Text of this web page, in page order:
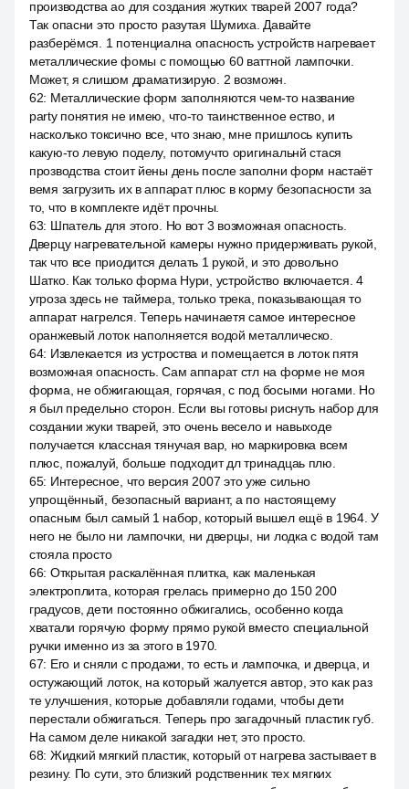
производства ао для создания жутких тварей 2007 года?
Так опасни это просто разутая Шумиха. Давайте
разберёмся. 1 потенциална опасность устройств нагревает
металлические фомы с помощью 60 ваттной лампочки.
Может, я слишом драматизирую. 2 возможн.
62: Металлические форм заполняются чем-то название
party понятия не имею, что-то таинственное ество, и
насколько токсично все, что знаю, мне пришлось купить
какую-то левую поделу, потомучто оригинальнй стася
прозводства стоит йены день после заполни форм настаёт
вемя загрузить их в аппарат плюс в корму безопасности за
то, что в комплекте идёт прочны.
63: Шпатель для этого. Но вот 3 возможная опасность.
Дверцу нагревательной камеры нужно придерживать рукой,
так что все приодится делать 1 рукой, и это довольно
Шатко. Как только форма Нури, устройство включается. 4
угроза здесь не таймера, только трека, показывающая то
аппарат нагрелся. Теперь начинаетя самое интересное
оранжевый лоток наполняется водой металлическо.
64: Извлекается из устроства и помещается в лоток пятя
возможная опасность. Сам аппарат стл на форме не моя
форма, не обжигающая, горячая, с под босыми ногами. Но
я был предельно сторон. Если вы готовы риснуть набор для
создании жуки тварей, это очень весело и навыходе
получается классная тянучая вар, но маркировка всем
плюс, пожалуй, больше подходит дл тринадцаь плю.
65: Интересное, что версия 2007 это уже сильно
упрощённый, безопасный вариант, а по настоящему
опасным был самый 1 набор, который вышел ещё в 1964. У
него не было ни лампочки, ни дверцы, ни лодка с водой там
стояла просто
66: Открытая раскалённая плитка, как маленькая
электроплита, которая грелась примерно до 150 200
градусов, дети постоянно обжигались, особенно когда
хватали горячую форму прямо рукой вместо специальной
ручки именно из за этого в 1970.
67: Его и сняли с продажи, то есть и лампочка, и дверца, и
остужающий лоток, на который жалуется автор, это как раз
те улучшения, которые добавляли годами, чтобы дети
перестали обжигаться. Теперь про загадочный пластик губ.
На самом деле никакой загадки нет, это просто.
68: Жидкий мягкий пластик, который от нагрева застывает в
резину. По сути, это близкий родственник тех мягких